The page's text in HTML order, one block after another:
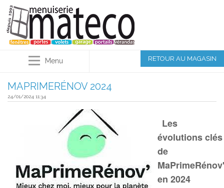
Menu RETOUR AU MAGASIN
MAPRIMERÉNOV 2024
24/01/2024 11:34
Les
évolutions clés
de
MaPrimeRénov'
en 2024